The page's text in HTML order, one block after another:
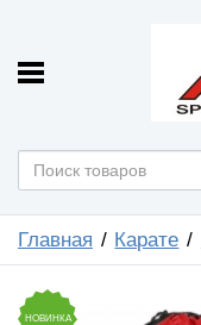
Главная Карате
НОВИНКА